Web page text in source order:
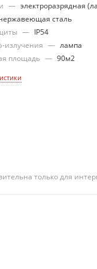
— электроразрядная
сталь
— IP54
излучения — лампа
площадь — 90м2
только для